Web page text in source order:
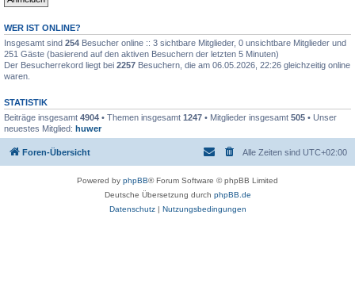
WER IST ONLINE?
Insgesamt sind 254 Besucher online :: 3 sichtbare Mitglieder, 0 unsichtbare Mitglieder und
251 Gäste (basierend auf den aktiven Besuchern der letzten 5 Minuten)
Der Besucherrekord liegt bei 2257 Besuchern, die am 06.05.2026, 22:26 gleichzeitig online
waren.
STATISTIK
Beiträge insgesamt 4904 • Themen insgesamt 1247 • Mitglieder insgesamt 505 • Unser
neuestes Mitglied: huwer
Foren-Übersicht Alle Zeiten sind UTC+02:00
Powered by phpBB® Forum Software © phpBB Limited
Deutsche Übersetzung durch phpBB.de
Datenschutz| Nutzungsbedingungen